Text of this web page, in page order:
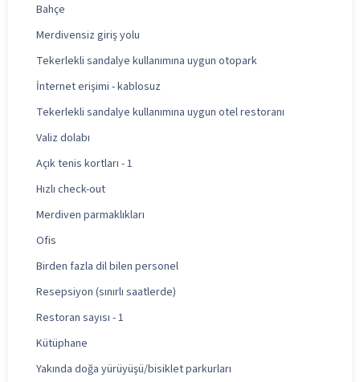
Bahçe
Merdivensiz giriş yolu
Tekerlekli sandalye kullanımına uygun otopark
İnternet erişimi - kablosuz
Tekerlekli sandalye kullanımına uygun otel restoranı
Valiz dolabı
Açık tenis kortları - 1
Hızlı check-out
Merdiven parmaklıkları
Ofis
Birden fazla dil bilen personel
Resepsiyon (sınırlı saatlerde)
Restoran sayısı - 1
Kütüphane
Yakında doğa yürüyüşü/bisiklet parkurları